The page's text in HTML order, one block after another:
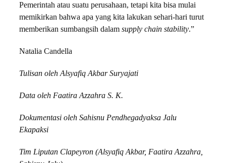
Pemerintah atau suatu perusahaan, tetapi kita bisa mulai
memikirkan bahwa apa yang kita lakukan sehari-hari turut
memberikan sumbangsih dalam supply chain stability.”
Natalia Candella
Tulisan oleh Alsyafiq Akbar Suryajati
Data oleh Faatira Azzahra S. K.
Dokumentasi oleh Sahisnu Pendhegadyaksa Jalu
Ekapaksi
Tim Liputan Clapeyron (Alsyafiq Akbar, Faatira Azzahra,